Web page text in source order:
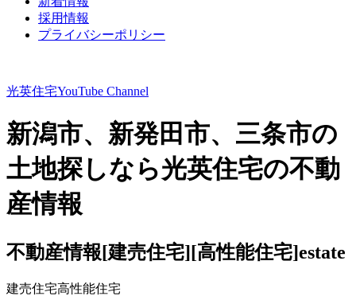
採用情報
プライバシーポリシー
光英住宅YouTube Channel
新潟市、新発田市、三条市の
土地探しなら光英住宅の不動
産情報
不動産情報[建売住宅][高性能住宅]estate
建売住宅高性能住宅